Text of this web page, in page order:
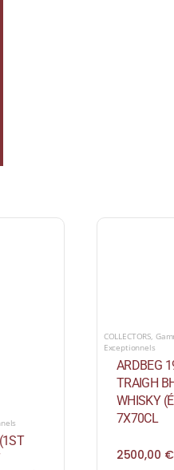
COLLECTORS,
Exceptionnels
ARDBEG
TRAIGH
WHISKY
7X70CL
2500,00 €